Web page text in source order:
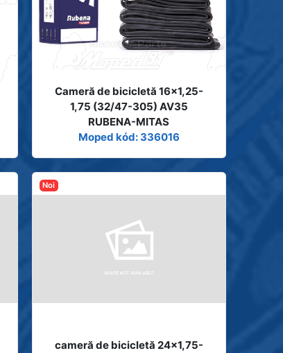
Cameră de bicicletă 16x1,25-
1,75 (32/47-305) AV35
RUBENA-MITAS
Moped kód: 336016
Noi
cameră de bicicletă 24x1,75-